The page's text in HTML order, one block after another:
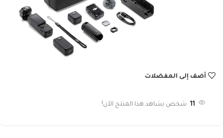
أضف إلى المفضلات
11 شخص يشاهد هذا المنتج الآن!